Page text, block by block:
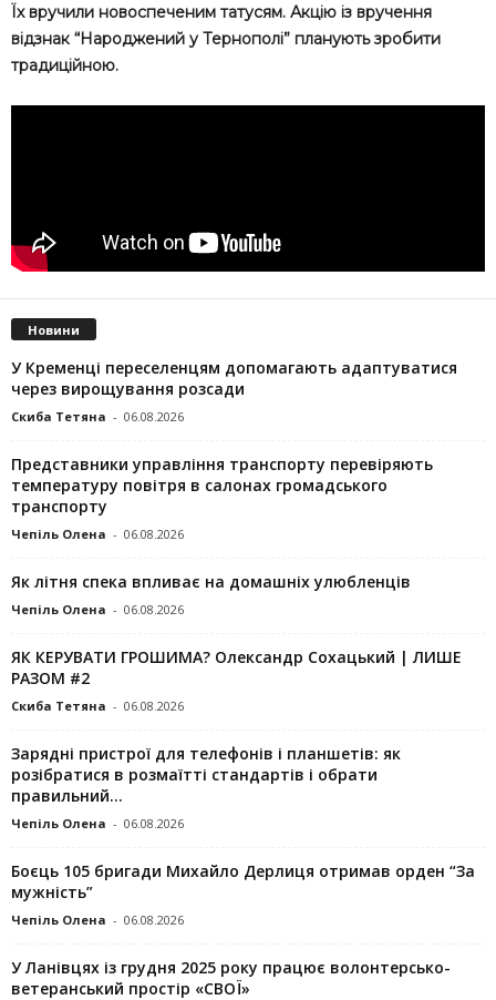
Їх вручили новоспеченим татусям. Акцію із вручення
відзнак “Народжений у Тернополі” планують зробити
традиційною.
Новини
У Кременці переселенцям допомагають адаптуватися
через вирощування розсади
Скиба Тетяна - 06.08.2026
Представники управління транспорту перевіряють
температуру повітря в салонах громадського
транспорту
Чепіль Олена - 06.08.2026
Як літня спека впливає на домашніх улюбленців
Чепіль Олена - 06.08.2026
ЯК КЕРУВАТИ ГРОШИМА? Олександр Сохацький | ЛИШЕ
РАЗОМ #2
Скиба Тетяна - 06.08.2026
Зарядні пристрої для телефонів і планшетів: як
розібратися в розмаїтті стандартів і обрати
правильний...
Чепіль Олена - 06.08.2026
Боєць 105 бригади Михайло Дерлиця отримав орден “За
мужність”
Чепіль Олена - 06.08.2026
У Ланівцях із грудня 2025 року працює волонтерсько-
ветеранський простір «СВОЇ»